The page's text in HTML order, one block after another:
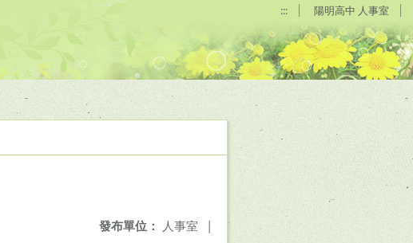
::: 陽明高中 人事室
發布單位： 人事室 |